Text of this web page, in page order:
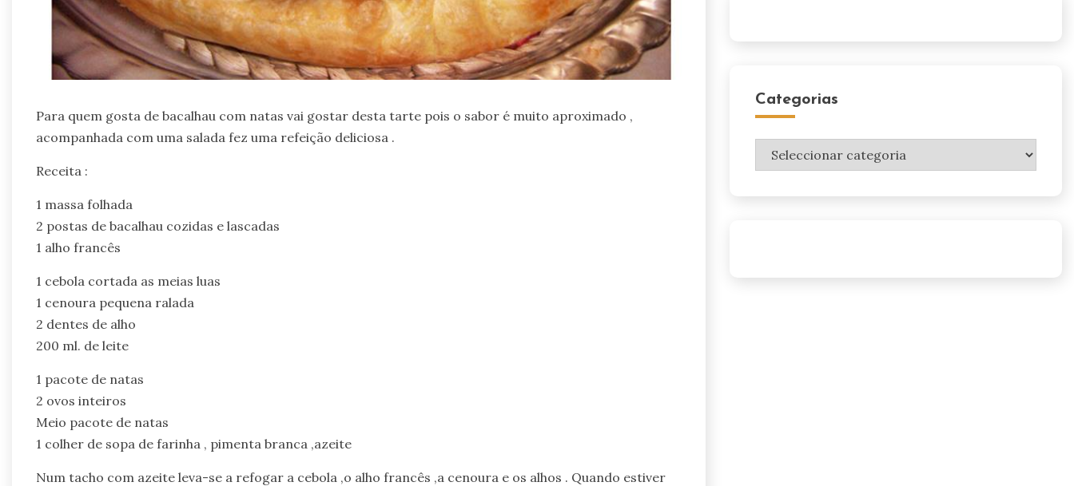
Para quem gosta de bacalhau com natas vai gostar desta tarte pois o sabor é muito aproximado ,
acompanhada com uma salada fez uma refeição deliciosa .
Receita :
1 massa folhada
2 postas de bacalhau cozidas e lascadas
1 alho francês
1 cebola cortada as meias luas
1 cenoura pequena ralada
2 dentes de alho
200 ml. de leite
1 pacote de natas
2 ovos inteiros
Meio pacote de natas
1 colher de sopa de farinha , pimenta branca ,azeite
Num tacho com azeite leva-se a refogar a cebola ,o alho francês ,a cenoura e os alhos . Quando estiver
Categorias
Categorias